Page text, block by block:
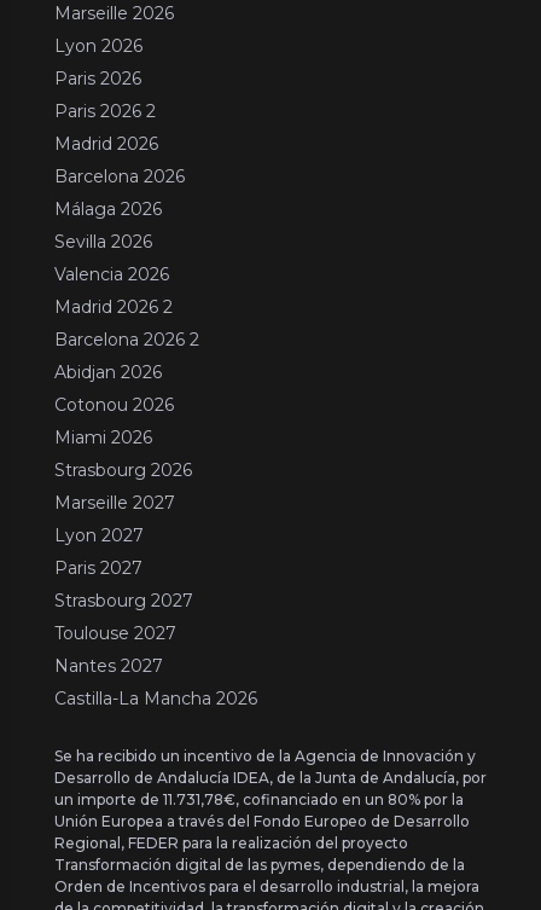
Marseille 2026
Lyon 2026
Paris 2026
Paris 2026 2
Madrid 2026
Barcelona 2026
Málaga 2026
Sevilla 2026
Valencia 2026
Madrid 2026 2
Barcelona 2026 2
Abidjan 2026
Cotonou 2026
Miami 2026
Strasbourg 2026
Marseille 2027
Lyon 2027
Paris 2027
Strasbourg 2027
Toulouse 2027
Nantes 2027
Castilla-La Mancha 2026
Se ha recibido un incentivo de la Agencia de Innovación y
Desarrollo de Andalucía IDEA, de la Junta de Andalucía, por
un importe de 11.731,78€, cofinanciado en un 80% por la
Unión Europea a través del Fondo Europeo de Desarrollo
Regional, FEDER para la realización del proyecto
Transformación digital de las pymes, dependiendo de la
Orden de Incentivos para el desarrollo industrial, la mejora